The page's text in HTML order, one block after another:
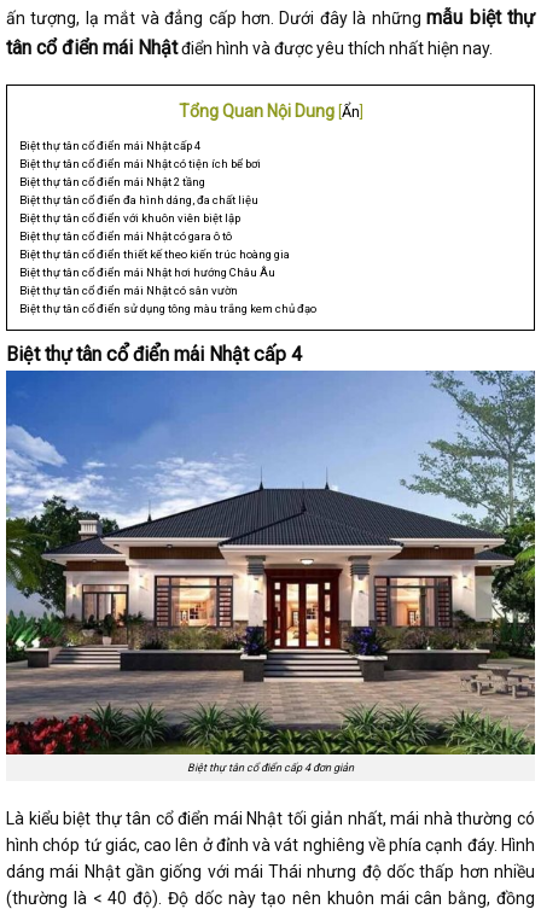
ấn tượng, lạ mắt và đẳng cấp hơn. Dưới đây là nhữngmẫu biệt thự
tân cổ điển mái Nhậtđiển hình và được yêu thích nhất hiện nay.
Tổng Quan Nội Dung Ẩn
Biệt thự tân cổ điển mái Nhật cấp 4
Biệt thự tân cổ điển mái Nhật có tiện ích bể bơi
Biệt thự tân cổ điển mái Nhật 2 tầng
Biệt thự tân cổ điển đa hình dáng, đa chất liệu
Biệt thự tân cổ điển với khuôn viên biệt lập
Biệt thự tân cổ điển mái Nhật có gara ô tô
Biệt thự tân cổ điển thiết kế theo kiến trúc hoàng gia
Biệt thự tân cổ điển mái Nhật hơi hướng Châu Âu
Biệt thự tân cổ điển mái Nhật có sân vườn
Biệt thự tân cổ điển sử dụng tông màu trắng kem chủ đạo
Biệt thự tân cổ điển mái Nhật cấp 4
Biệt thự tân cổ điển cấp 4 đơn giản
Là kiểu biệt thự tân cổ điển mái Nhật tối giản nhất, mái nhà thường có
hình chóp tứ giác, cao lên ở đỉnh và vát nghiêng về phía cạnh đáy. Hình
dáng mái Nhật gần giống với mái Thái nhưng độ dốc thấp hơn nhiều
(thường là < 40 độ). Độ dốc này tạo nên khuôn mái cân bằng, đồng